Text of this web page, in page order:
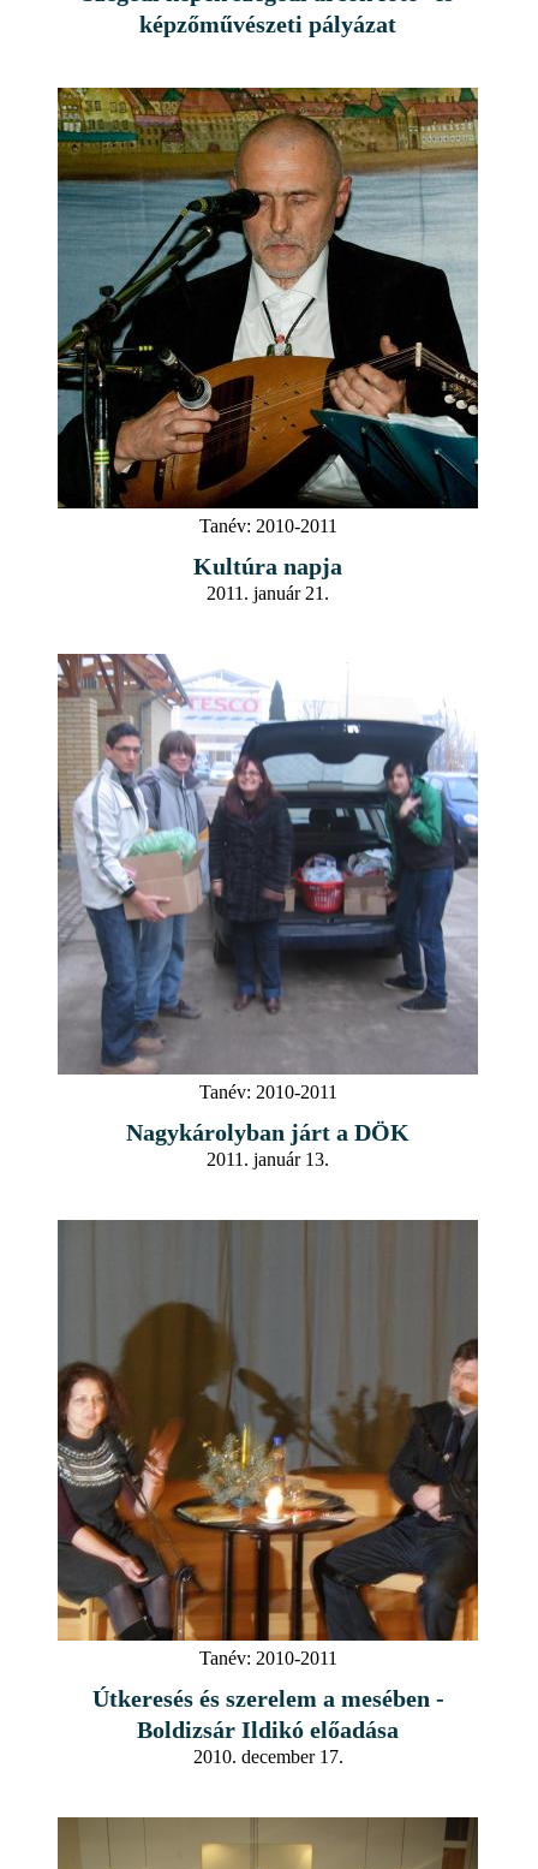
képzőművészeti pályázat
Tanév: 2010-2011
Kultúra napja
2011. január 21.
Tanév: 2010-2011
Nagykárolyban járt a DÖK
2011. január 13.
Tanév: 2010-2011
Útkeresés és szerelem a mesében -
Boldizsár Ildikó előadása
2010. december 17.